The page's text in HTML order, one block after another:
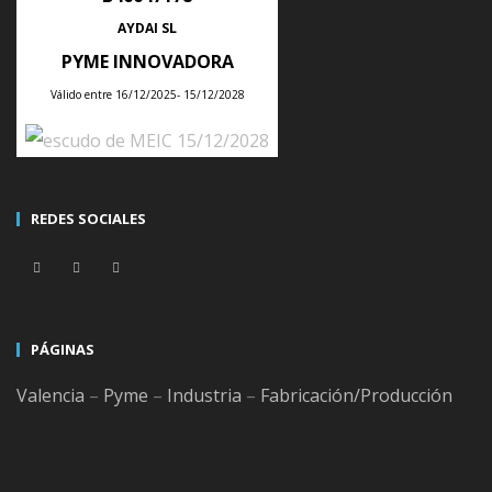
recursos
embargo, todavía queda mucho que hacer y se
digitalización para este 2020 que es necesario conocer
AYDAI SL
PYME INNOVADORA
Válido entre 16/12/2025- 15/12/2028
REDES SOCIALES
PÁGINAS
Valencia – Pyme – Industria – Fabricación/Producción